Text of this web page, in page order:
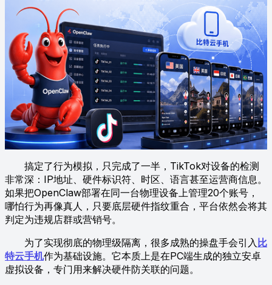
搞定了行为模拟，只完成了一半，TikTok对设备的检测
非常深：IP地址、硬件标识符、时区、语言甚至运营商信息。
如果把OpenClaw部署在同一台物理设备上管理20个账号，
哪怕行为再像真人，只要底层硬件指纹重合，平台依然会将其
判定为违规店群或营销号。
为了实现彻底的物理级隔离，很多成熟的操盘手会引入 比
特云手机作为基础设施。它本质上是在PC端生成的独立安卓
虚拟设备，专门用来解决硬件防关联的问题。